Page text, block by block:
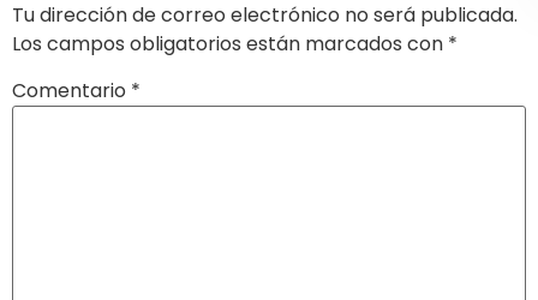
Tu dirección de correo electrónico no será publicada.
Los campos obligatorios están marcados con *
Comentario *